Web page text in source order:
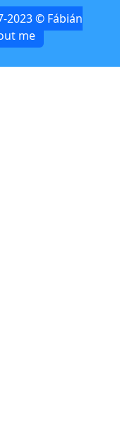
2023 © Fábián
me